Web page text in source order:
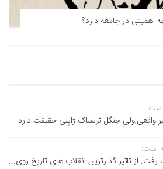
اهمیتی در جامعه دارد؟
واقعی,ولی جنگل ترسناک ژاپنی حقیقت دارد
است:
رفت. از تاثیر گذارترین انقلاب های تاریخ روی...